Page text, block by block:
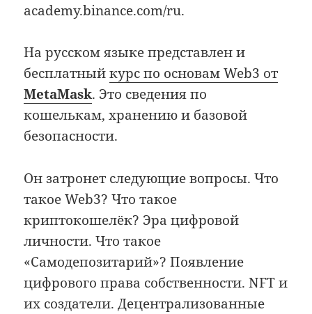
academy.binance.com/ru.
На русском языке представлен и
бесплатныйкурс по основам Web3 от
MetaMask. Это сведения по
кошелькам, хранению и базовой
безопасности.
Он затронет следующие вопросы. Что
такое Web3? Что такое
криптокошелёк? Эра цифровой
личности. Что такое
«Самодепозитарий»? Появление
цифрового права собственности. NFT и
их создатели. Децентрализованные